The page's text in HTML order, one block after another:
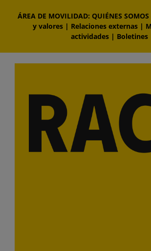
contenido
ÁREA DE MOVILIDAD: QUIÉNES SOMOS
y valores | Relaciones externas |
actividades | Boletines